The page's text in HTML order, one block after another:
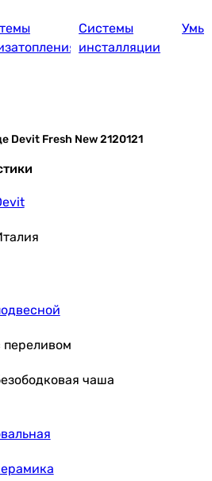
Системы
инсталляции
Devit Fresh New 2120121
переливом
чаша